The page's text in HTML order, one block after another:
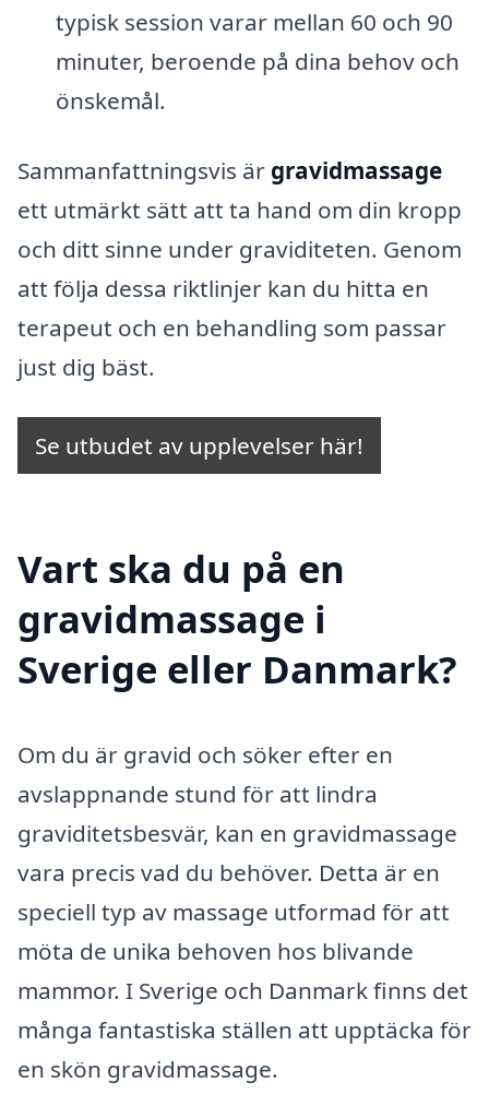
typisk session varar mellan 60 och 90
minuter, beroende på dina behov och
önskemål.
Sammanfattningsvis är gravidmassage
ett utmärkt sätt att ta hand om din kropp
och ditt sinne under graviditeten. Genom
att följa dessa riktlinjer kan du hitta en
terapeut och en behandling som passar
just dig bäst.
Se utbudet av upplevelser här!
Vart ska du på en
gravidmassage i
Sverige eller Danmark?
Om du är gravid och söker efter en
avslappnande stund för att lindra
graviditetsbesvär, kan en gravidmassage
vara precis vad du behöver. Detta är en
speciell typ av massage utformad för att
möta de unika behoven hos blivande
mammor. I Sverige och Danmark finns det
många fantastiska ställen att upptäcka för
en skön gravidmassage.